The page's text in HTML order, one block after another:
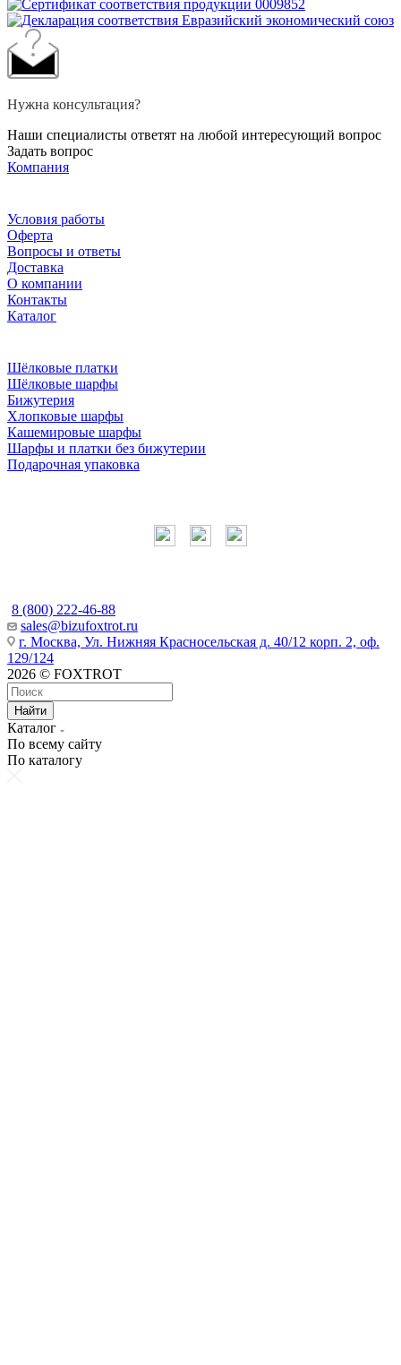
Нужна консультация?
Наши специалисты ответят на любой интересующий вопрос
Задать вопрос
Компания
Условия работы
Оферта
Вопросы и ответы
Доставка
О компании
Контакты
Каталог
Шёлковые платки
Шёлковые шарфы
Бижутерия
Хлопковые шарфы
Кашемировые шарфы
Шарфы и платки без бижутерии
Подарочная упаковка
8 (800) 222-46-88
sales@bizufoxtrot.ru
г. Москва, Ул. Нижняя Красносельская д. 40/12 корп. 2, оф.
129/124
2026 © FOXTROT
Найти
Каталог
По всему сайту
По каталогу